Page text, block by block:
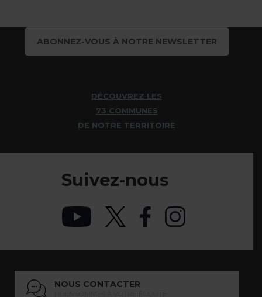
ABONNEZ-VOUS À NOTRE NEWSLETTER
DÉCOUVREZ LES
73 COMMUNES
DE NOTRE TERRITOIRE
Suivez-nous
NOUS CONTACTER